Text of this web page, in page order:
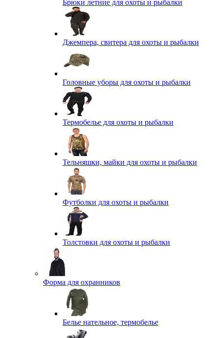
Брюки летние для охоты и рыбалки
Джемпера, свитера для охоты и рыбалки
Головные уборы для охоты и рыбалки
Термобелье для охоты и рыбалки
Тельняшки, майки для охоты и рыбалки
Футболки для охоты и рыбалки
Толстовки для охоты и рыбалки
Форма для охранников
Белье нательное, термобелье